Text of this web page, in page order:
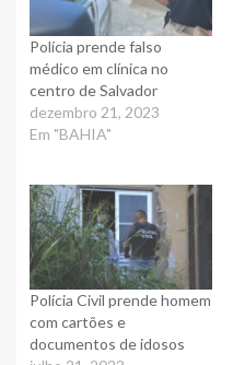
Polícia prende falso
médico em clínica no
centro de Salvador
dezembro 21, 2023
Em "BAHIA"
Polícia Civil prende homem
com cartões e
documentos de idosos